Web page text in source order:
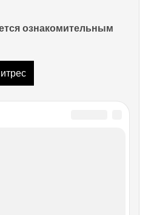
ознакомительным